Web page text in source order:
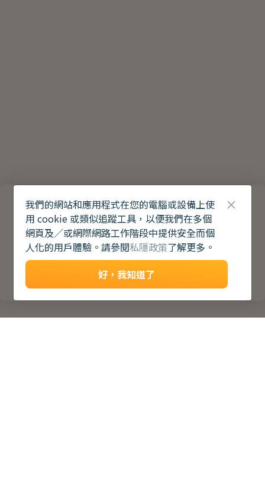
我們的網站和應用程式在您的電腦或設備上使
用 cookie 或類似追蹤工具，以便我們在多個
網頁及／或網際網路工作階段中提供安全而個
人化的用戶體驗。請參閱私隱政策了解更多。
好，我知道了